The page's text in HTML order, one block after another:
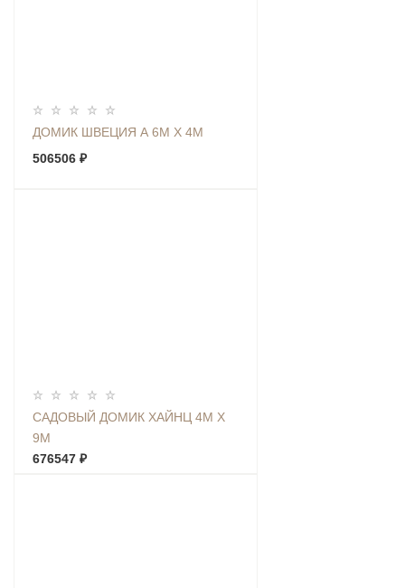
ДОМИК ШВЕЦИЯ А 6М Х 4М
506506 ₽
САДОВЫЙ ДОМИК ХАЙНЦ 4М Х
9М
676547 ₽